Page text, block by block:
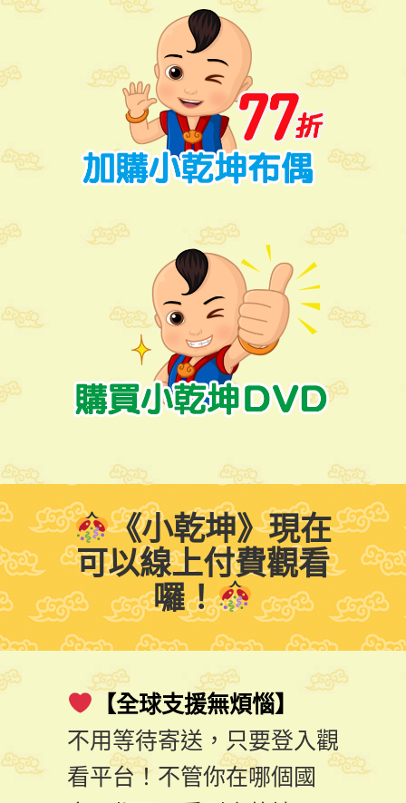
《小乾坤》現在
可以線上付費觀看
囉！
【全球支援無煩惱】
不用等待寄送，只要登入觀
看平台！不管你在哪個國